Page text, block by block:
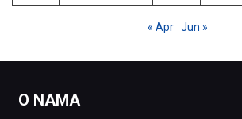
« Apr Jun »
O NAMA